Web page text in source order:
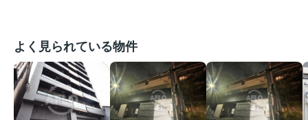
よく見られている物件